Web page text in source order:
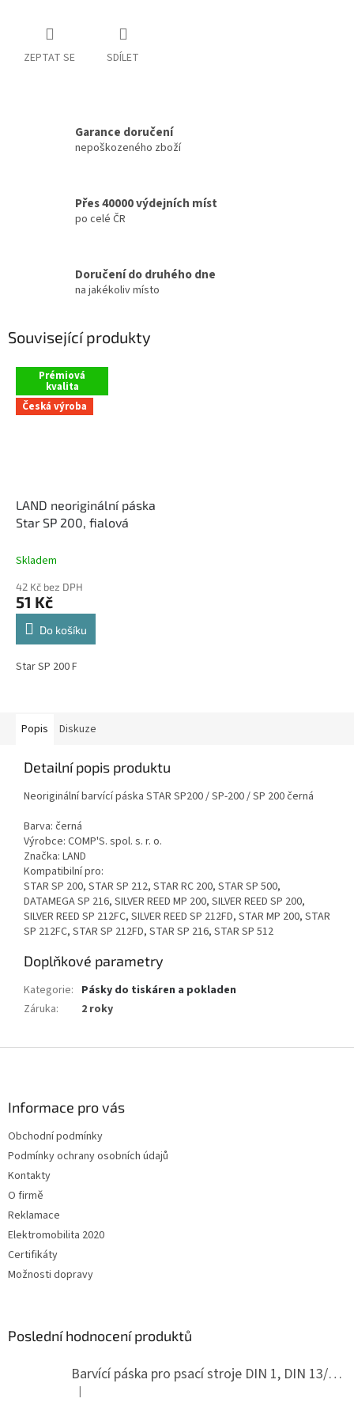
ZEPTAT SE SDÍLET
Garance doručení
nepoškozeného zboží
Přes 40000 výdejních míst
po celé ČR
Doručení do druhého dne
na jakékoliv místo
Související produkty
Prémiová
kvalita
Česká výroba
LAND neoriginální páska
Star SP 200, fialová
Skladem
42 Kč bez DPH
51 Kč
Do košíku
Star SP 200 F
Popis Diskuze
Detailní popis produktu
Neoriginální barvící páska STAR SP200 / SP-200 / SP 200 černá
Barva: černá
Výrobce: COMP'S. spol. s. r. o.
Značka: LAND
Kompatibilní pro:
STAR SP 200, STAR SP 212, STAR RC 200, STAR SP 500,
DATAMEGA SP 216, SILVER REED MP 200, SILVER REED SP 200,
SILVER REED SP 212FC, SILVER REED SP 212FD, STAR MP 200, STAR
SP 212FC, STAR SP 212FD, STAR SP 216, STAR SP 512
Doplňkové parametry
Kategorie: Pásky do tiskáren a pokladen
Záruka: 2 roky
Informace pro vás
Obchodní podmínky
Podmínky ochrany osobních údajů
Kontakty
O firmě
Reklamace
Elektromobilita 2020
Certifikáty
Možnosti dopravy
Poslední hodnocení produktů
Barvící páska pro psací stroje DIN 1, DIN 13/10, LAND, PA červenočerná
Hodnocení produktu je 5 z 5 hvězdiček.
|